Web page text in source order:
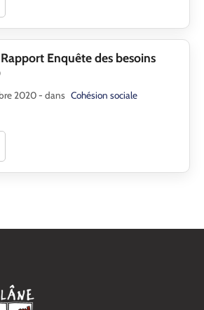
Rapport Enquête des besoins
2020- dans Cohésion sociale